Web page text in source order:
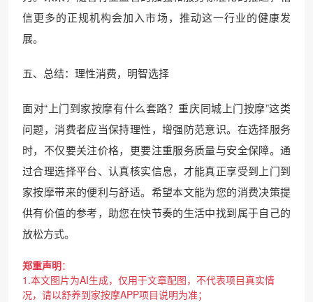
信更多的正规机构会加入市场，推动这一行业的健康发
展。
五、总结：理性消费，明智选择
面对“上门到家按摩有什么套路？重庆同城上门按摩”这类
问题，消费者应当保持理性，增强防范意识。在选择服务
时，不仅要关注价格，更要注重服务质量与安全保障。通
过合理选择平台、认真核实信息，才能真正享受到上门到
家按摩带来的便利与舒适。希望本文能为您的消费决策提
供有价值的参考，助您在快节奏的生活中找到属于自己的
放松方式。
郑重声明：
1.本文图片为AI生成，仅用于文章配图，不代表项目真实情
况，请以舒养到家按摩APP项目说明为准；